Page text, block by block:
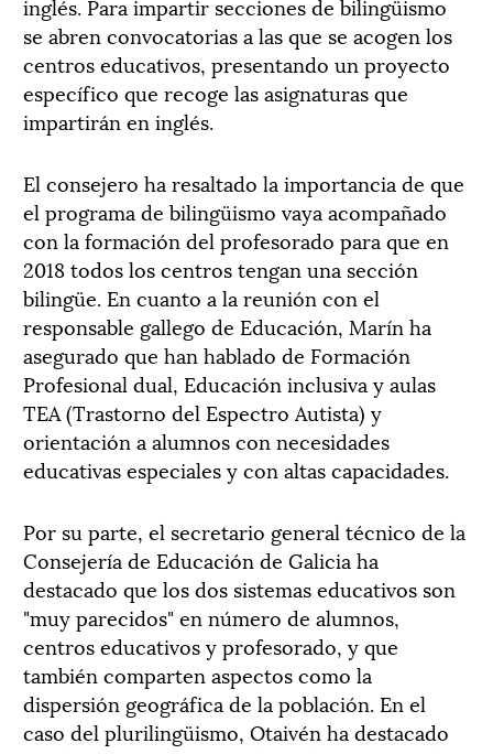
inglés. Para impartir secciones de bilingüismo
se abren convocatorias a las que se acogen los
centros educativos, presentando un proyecto
específico que recoge las asignaturas que
impartirán en inglés.
El consejero ha resaltado la importancia de que
el programa de bilingüismo vaya acompañado
con la formación del profesorado para que en
2018 todos los centros tengan una sección
bilingüe. En cuanto a la reunión con el
responsable gallego de Educación, Marín ha
asegurado que han hablado de Formación
Profesional dual, Educación inclusiva y aulas
TEA (Trastorno del Espectro Autista) y
orientación a alumnos con necesidades
educativas especiales y con altas capacidades.
Por su parte, el secretario general técnico de la
Consejería de Educación de Galicia ha
destacado que los dos sistemas educativos son
"muy parecidos" en número de alumnos,
centros educativos y profesorado, y que
también comparten aspectos como la
dispersión geográfica de la población. En el
caso del plurilingüismo, Otaivén ha destacado